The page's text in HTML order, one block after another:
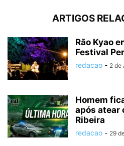
ARTIGOS
Rão Kyao
Festival
redacao - 2 de
Homem
após atear
Ribeira
redacao - 29